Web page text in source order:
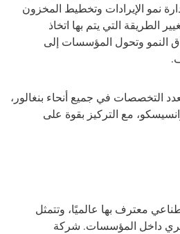
نمو الإيرادات وتخطيط المخزون
الطريقة التي يتم بها اتخاذ
النمو وتحول المؤسسات إلى
التخصصات في جميع أنحاء بنغالور،
مع التركيز بقوة على
معترف بها عالميًا، وتتمثل
داخل المؤسسات. شركة